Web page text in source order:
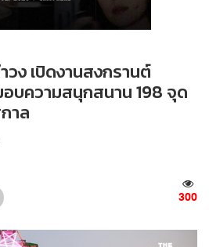
ง เปิดงานสงกรานต์
บความสนุกสนาน 198 จุด
าล
300